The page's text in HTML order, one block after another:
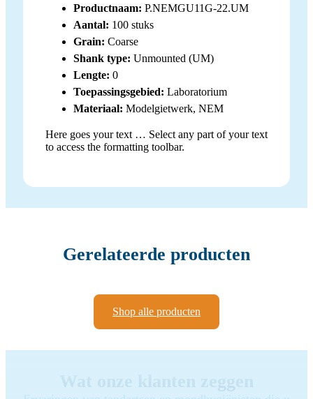
Productnaam: P.NEMGU11G-22.UM
Aantal: 100 stuks
Grain: Coarse
Shank type: Unmounted (UM)
Lengte: 0
Toepassingsgebied: Laboratorium
Materiaal: Modelgietwerk, NEM
Here goes your text … Select any part of your text
to access the formatting toolbar.
Gerelateerde producten
Shop alle producten